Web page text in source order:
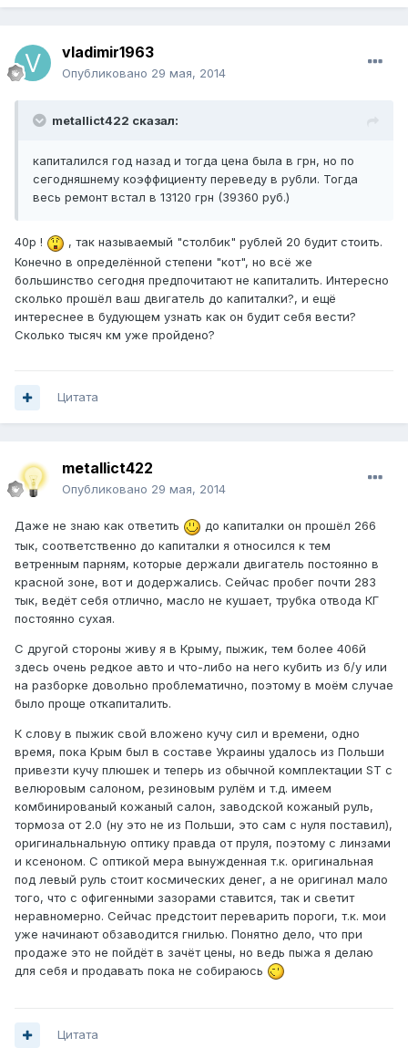
vladimir1963
Опубликовано 29 мая, 2014
metallict422 сказал:
капиталился год назад и тогда цена была в грн, но по
сегодняшнему коэффициенту переведу в рубли. Тогда
весь ремонт встал в 13120 грн (39360 руб.)
40р !
, так называемый "столбик" рублей 20 будит стоить.
Конечно в определённой степени "кот", но всё же
большинство сегодня предпочитают не капиталить. Интересно
сколько прошёл ваш двигатель до капиталки?, и ещё
интереснее в будующем узнать как он будит себя вести?
Сколько тысяч км уже пройдено?
Цитата
metallict422
Опубликовано 29 мая, 2014
Даже не знаю как ответить
до капиталки он прошёл 266
тык, соответственно до капиталки я относился к тем
ветренным парням, которые держали двигатель постоянно в
красной зоне, вот и додержались. Сейчас пробег почти 283
тык, ведёт себя отлично, масло не кушает, трубка отвода КГ
постоянно сухая.
С другой стороны живу я в Крыму, пыжик, тем более 406й
здесь очень редкое авто и что-либо на него кубить из б/у или
на разборке довольно проблематично, поэтому в моём случае
было проще откапиталить.
К слову в пыжик свой вложено кучу сил и времени, одно
время, пока Крым был в составе Украины удалось из Польши
привезти кучу плюшек и теперь из обычной комплектации ST с
велюровым салоном, резиновым рулём и т.д. имеем
комбинированый кожаный салон, заводской кожаный руль,
тормоза от 2.0 (ну это не из Польши, это сам с нуля поставил),
оригинальнальную оптику правда от пруля, поэтому с линзами
и ксеноном. С оптикой мера вынужденная т.к. оригинальная
под левый руль стоит космических денег, а не оригинал мало
того, что с офигенными зазорами ставится, так и светит
неравномерно. Сейчас предстоит переварить пороги, т.к. мои
уже начинают обзаводится гнилью. Понятно дело, что при
продаже это не пойдёт в зачёт цены, но ведь пыжа я делаю
для себя и продавать пока не собираюсь
Цитата